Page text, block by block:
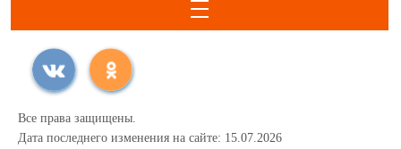
Все права защищены.
Дата последнего изменения на сайте: 15.07.2026